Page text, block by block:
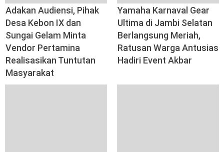
Adakan Audiensi, Pihak
Desa Kebon IX dan
Sungai Gelam Minta
Vendor Pertamina
Realisasikan Tuntutan
Masyarakat
Yamaha Karnaval Gear
Ultima di Jambi Selatan
Berlangsung Meriah,
Ratusan Warga Antusias
Hadiri Event Akbar